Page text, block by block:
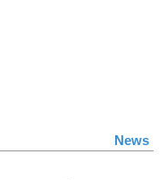
News